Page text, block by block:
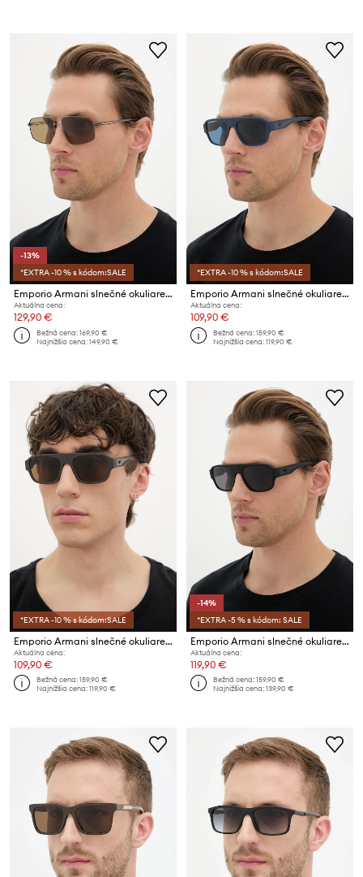
-13%
*EXTRA -10 % s kódom:SALE
Emporio Armani slnečné okuliare pánske
Aktuálna cena:
129,90 €
Bežná cena:169,90 €
Najnižšia cena:149,90 €
*EXTRA -10 % s kódom:SALE
Emporio Armani slnečné okuliare pánske
Aktuálna cena:
109,90 €
Bežná cena:159,90 €
Najnižšia cena:119,90 €
*EXTRA -10 % s kódom:SALE
Emporio Armani slnečné okuliare pánske
Aktuálna cena:
109,90 €
Bežná cena:159,90 €
Najnižšia cena:119,90 €
-14%
*EXTRA -5 % s kódom: SALE
Emporio Armani slnečné okuliare pánske
Aktuálna cena:
119,90 €
Bežná cena:159,90 €
Najnižšia cena:139,90 €